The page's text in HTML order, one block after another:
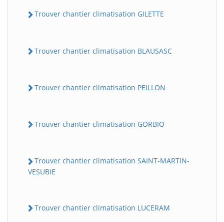
Trouver chantier climatisation GILETTE
Trouver chantier climatisation BLAUSASC
Trouver chantier climatisation PEILLON
Trouver chantier climatisation GORBIO
Trouver chantier climatisation SAINT-MARTIN-
VESUBIE
Trouver chantier climatisation LUCERAM